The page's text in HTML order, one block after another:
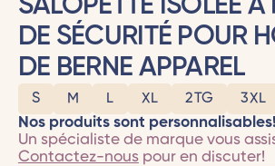
SALOPETTE ISOLÉE À
DE SÉCURITÉ POUR
DE BERNE APPAREL
S M L XL 2TG 3XL
Nos produits sont personnalisables!
Un spécialiste de marque vous
Contactez-nouspour en discuter!